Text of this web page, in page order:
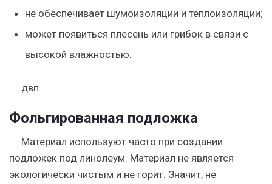
не обеспечивает шумоизоляции и теплоизоляции;
может появиться плесень или грибок в связи с
высокой влажностью.
двп
Фольгированная подложка
Материал используют часто при создании
подложек под линолеум. Материал не является
экологически чистым и не горит. Значит, не